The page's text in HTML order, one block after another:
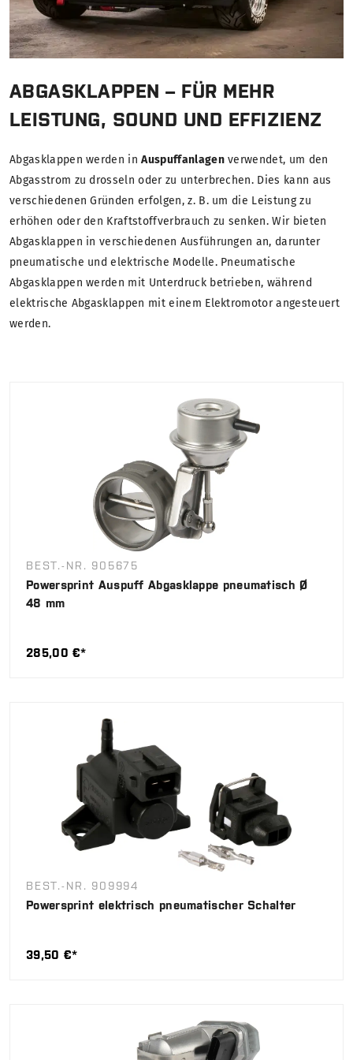
ABGASKLAPPEN – FÜR MEHR
LEISTUNG, SOUND UND EFFIZIENZ
Abgasklappen werden inAuspuffanlagenverwendet, um den
Abgasstrom zu drosseln oder zu unterbrechen. Dies kann aus
verschiedenen Gründen erfolgen, z. B. um die Leistung zu
erhöhen oder den Kraftstoffverbrauch zu senken. Wir bieten
Abgasklappen in verschiedenen Ausführungen an, darunter
pneumatische und elektrische Modelle. Pneumatische
Abgasklappen werden mit Unterdruck betrieben, während
elektrische Abgasklappen mit einem Elektromotor angesteuert
werden.
BEST.-NR. 905675
Powersprint Auspuff Abgasklappe pneumatisch Ø
48 mm
285,00 €*
BEST.-NR. 909994
Powersprint elektrisch pneumatischer Schalter
39,50 €*